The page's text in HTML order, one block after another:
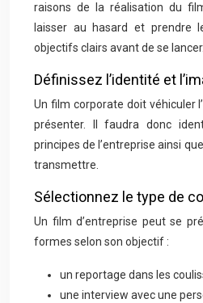
raisons de la réalisation du
laisser au hasard et prendre
objectifs clairs avant de se lancer.
Définissez l’identité et
Un film corporate doit véhiculer
présenter. Il faudra donc
principes de l’entreprise ainsi
transmettre.
Sélectionnez le type de
Un film d’entreprise peut se
formes selon son objectif :
un reportage dans les
une interview avec une